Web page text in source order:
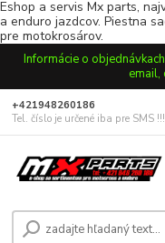
Eshop a servis Mx parts,
a enduro jazdcov. Piestna
pre motokrosárov.
Informácie o
email,
+421948260186
Tel. číslo je určené iba pre SMS !!!